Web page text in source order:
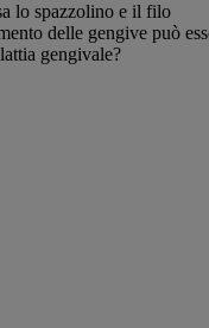
lo spazzolino e il filo
delle gengive può
gengivale?